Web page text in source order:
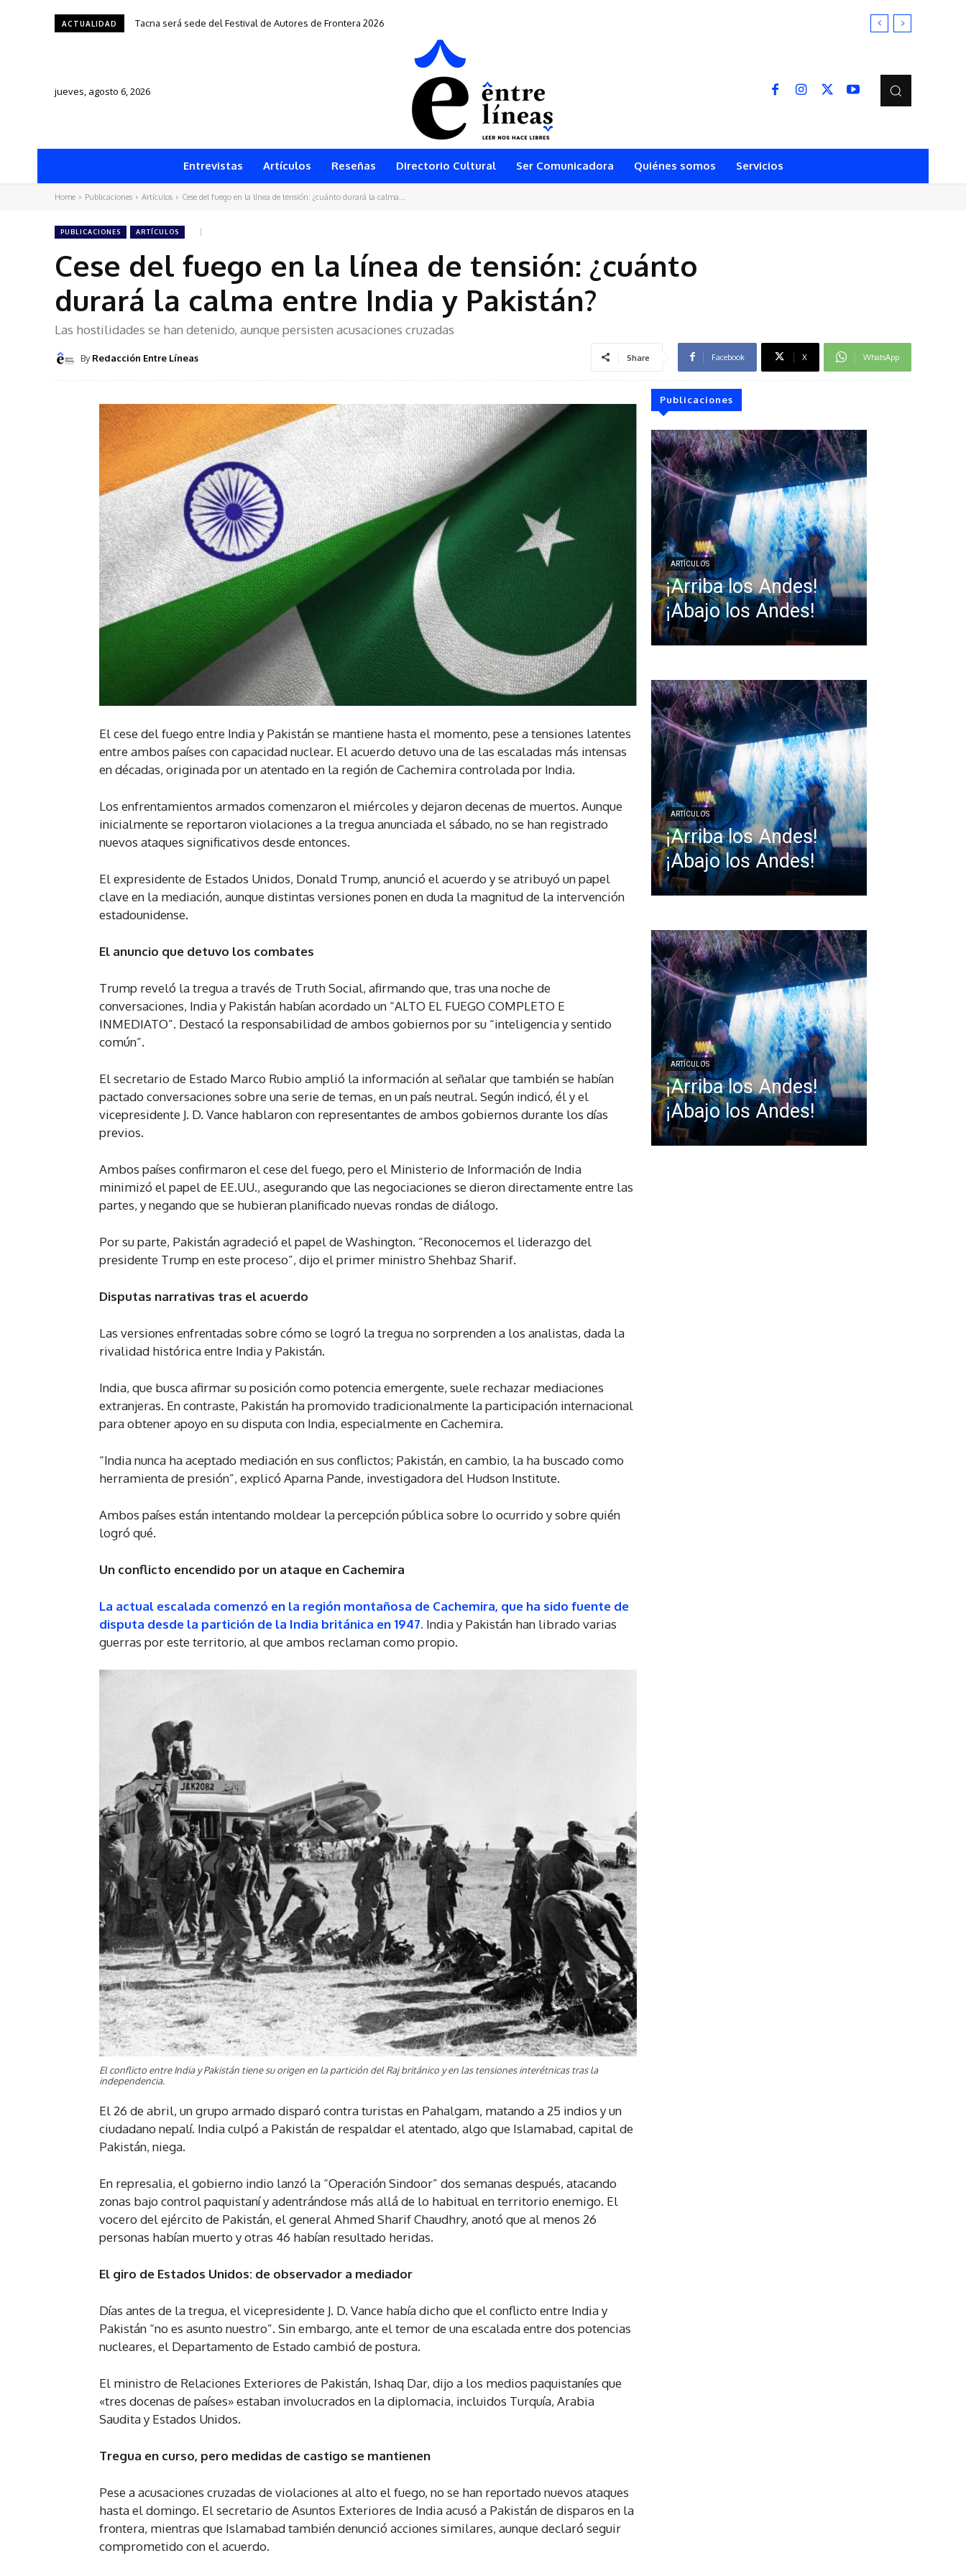
ACTUALIDAD Tacna será sede del Festival de Autores de Frontera 2026
Una silla, una historia y una ciudad: “1950” vuelve al teatro arequipeño
jueves, agosto 6, 2026
Entrevistas Artículos Reseñas Directorio Cultural Ser Comunicadora Quiénes somos Servicios
Home Publicaciones Artículos Cese del fuego en la línea de tensión: ¿cuánto durará la calma...
PUBLICACIONES ARTÍCULOS
Cese del fuego en la línea de tensión: ¿cuánto
durará la calma entre India y Pakistán?
Las hostilidades se han detenido, aunque persisten acusaciones cruzadas
By Redacción Entre Líneas Share Facebook X WhatsApp
El cese del fuego entre India y Pakistán se mantiene hasta el momento, pese a tensiones latentes
entre ambos países con capacidad nuclear. El acuerdo detuvo una de las escaladas más intensas
en décadas, originada por un atentado en la región de Cachemira controlada por India.
Los enfrentamientos armados comenzaron el miércoles y dejaron decenas de muertos. Aunque
inicialmente se reportaron violaciones a la tregua anunciada el sábado, no se han registrado
nuevos ataques significativos desde entonces.
El expresidente de Estados Unidos, Donald Trump, anunció el acuerdo y se atribuyó un papel
clave en la mediación, aunque distintas versiones ponen en duda la magnitud de la intervención
estadounidense.
El anuncio que detuvo los combates
Trump reveló la tregua a través de Truth Social, afirmando que, tras una noche de
conversaciones, India y Pakistán habían acordado un “ALTO EL FUEGO COMPLETO E
INMEDIATO”. Destacó la responsabilidad de ambos gobiernos por su “inteligencia y sentido
común”.
El secretario de Estado Marco Rubio amplió la información al señalar que también se habían
pactado conversaciones sobre una serie de temas, en un país neutral. Según indicó, él y el
vicepresidente J. D. Vance hablaron con representantes de ambos gobiernos durante los días
previos.
Ambos países confirmaron el cese del fuego, pero el Ministerio de Información de India
minimizó el papel de EE.UU., asegurando que las negociaciones se dieron directamente entre las
partes, y negando que se hubieran planificado nuevas rondas de diálogo.
Por su parte, Pakistán agradeció el papel de Washington. “Reconocemos el liderazgo del
presidente Trump en este proceso”, dijo el primer ministro Shehbaz Sharif.
Disputas narrativas tras el acuerdo
Las versiones enfrentadas sobre cómo se logró la tregua no sorprenden a los analistas, dada la
rivalidad histórica entre India y Pakistán.
India, que busca afirmar su posición como potencia emergente, suele rechazar mediaciones
extranjeras. En contraste, Pakistán ha promovido tradicionalmente la participación internacional
para obtener apoyo en su disputa con India, especialmente en Cachemira.
“India nunca ha aceptado mediación en sus conflictos; Pakistán, en cambio, la ha buscado como
herramienta de presión”, explicó Aparna Pande, investigadora del Hudson Institute.
Ambos países están intentando moldear la percepción pública sobre lo ocurrido y sobre quién
logró qué.
Un conflicto encendido por un ataque en Cachemira
La actual escalada comenzó en la región montañosa de Cachemira, que ha sido fuente de
disputa desde la partición de la India británica en 1947. India y Pakistán han librado varias
guerras por este territorio, al que ambos reclaman como propio.
El conflicto entre India y Pakistán tiene su origen en la partición del Raj británico y en las tensiones interétnicas tras la
independencia.
El 26 de abril, un grupo armado disparó contra turistas en Pahalgam, matando a 25 indios y un
ciudadano nepalí. India culpó a Pakistán de respaldar el atentado, algo que Islamabad, capital de
Pakistán, niega.
En represalia, el gobierno indio lanzó la “Operación Sindoor” dos semanas después, atacando
zonas bajo control paquistaní y adentrándose más allá de lo habitual en territorio enemigo. El
vocero del ejército de Pakistán, el general Ahmed Sharif Chaudhry, anotó que al menos 26
personas habían muerto y otras 46 habían resultado heridas.
El giro de Estados Unidos: de observador a mediador
Días antes de la tregua, el vicepresidente J. D. Vance había dicho que el conflicto entre India y
Pakistán “no es asunto nuestro”. Sin embargo, ante el temor de una escalada entre dos potencias
nucleares, el Departamento de Estado cambió de postura.
El ministro de Relaciones Exteriores de Pakistán, Ishaq Dar, dijo a los medios paquistaníes que
«tres docenas de países» estaban involucrados en la diplomacia, incluidos Turquía, Arabia
Saudita y Estados Unidos.
Tregua en curso, pero medidas de castigo se mantienen
Pese a acusaciones cruzadas de violaciones al alto el fuego, no se han reportado nuevos ataques
hasta el domingo. El secretario de Asuntos Exteriores de India acusó a Pakistán de disparos en la
frontera, mientras que Islamabad también denunció acciones similares, aunque declaró seguir
comprometido con el acuerdo.
Publicaciones
ARTÍCULOS
¡Arriba los Andes!
¡Abajo los Andes!
ARTÍCULOS
¡Arriba los Andes!
¡Abajo los Andes!
ARTÍCULOS
¡Arriba los Andes!
¡Abajo los Andes!